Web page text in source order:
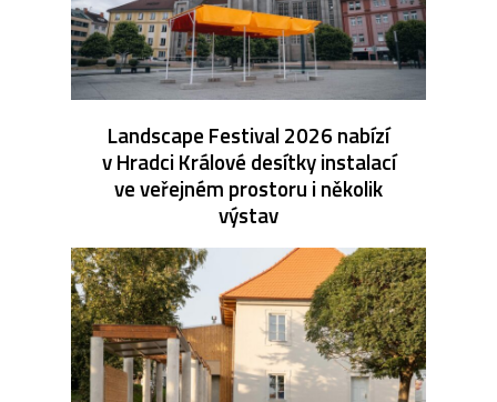
Landscape Festival 2026 nabízí
v Hradci Králové desítky instalací
ve veřejném prostoru i několik
výstav